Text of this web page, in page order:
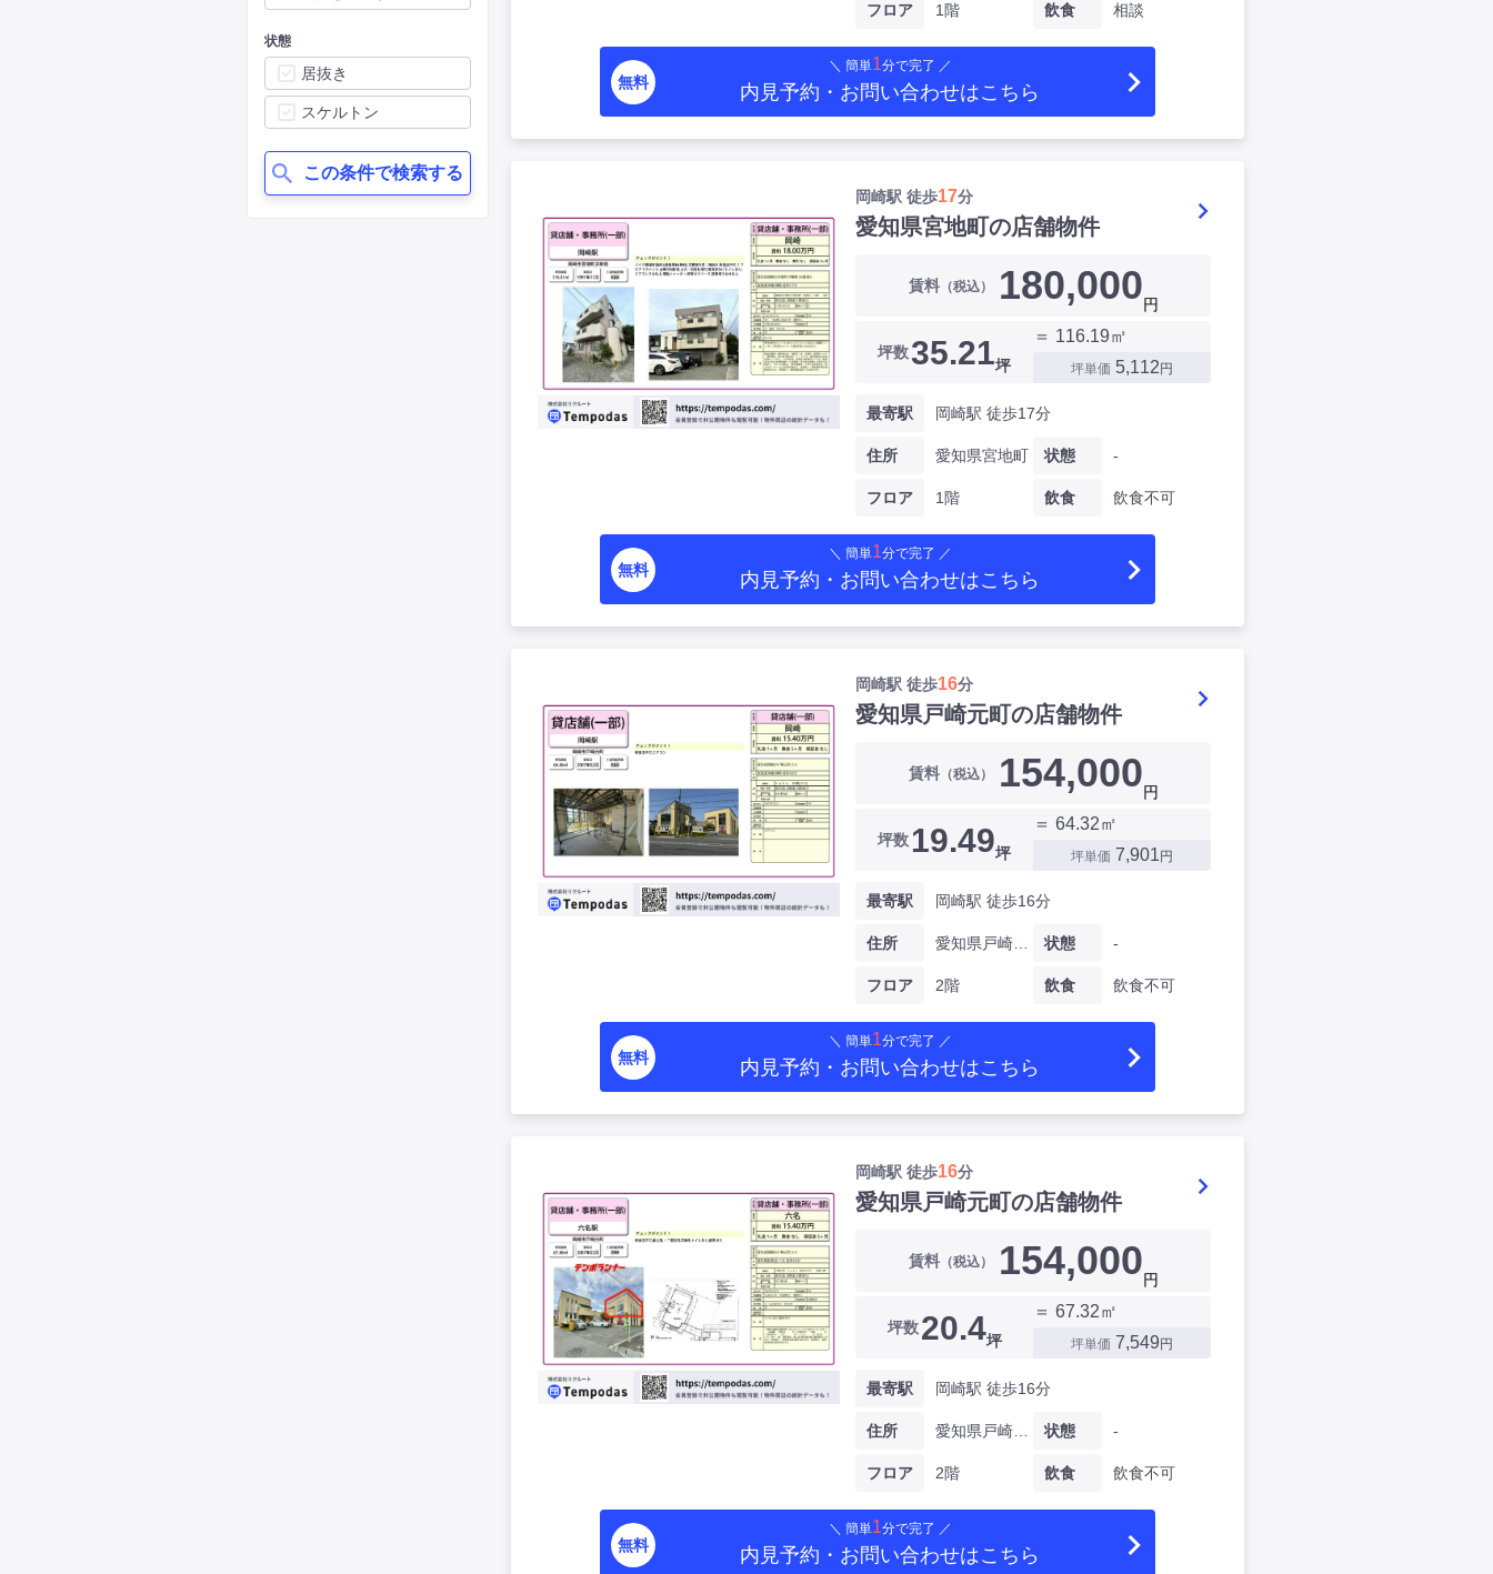
状態
居抜き
スケルトン
この条件で検索する
フロア 1階 飲食 相談
無料
＼ 簡単1分で完了 ／
内見予約・お問い合わせはこちら
岡崎駅 徒歩17分
愛知県宮地町の店舗物件
賃料（税込） 180,000円
坪数35.21坪
＝ 116.19㎡
坪単価 5,112 円
最寄駅 岡崎駅 徒歩17分
住所 愛知県宮地町
フロア 1階
状態 -
飲食 飲食不可
無料
＼ 簡単1分で完了 ／
内見予約・お問い合わせはこちら
岡崎駅 徒歩16分
愛知県戸崎元町の店舗物件
賃料（税込） 154,000円
坪数 19.49坪
＝ 64.32㎡
坪単価 7,901 円
最寄駅 岡崎駅 徒歩16分
住所
フロア 2階
状態 -
飲食 飲食不可
無料
＼ 簡単1分で完了 ／
内見予約・お問い合わせはこちら
岡崎駅 徒歩16分
愛知県戸崎元町の店舗物件
賃料（税込） 154,000円
坪数 20.4坪
＝ 67.32㎡
坪単価 7,549 円
最寄駅 岡崎駅 徒歩16分
住所
フロア 2階
状態 -
飲食 飲食不可
無料
＼ 簡単1分で完了 ／
内見予約・お問い合わせはこちら